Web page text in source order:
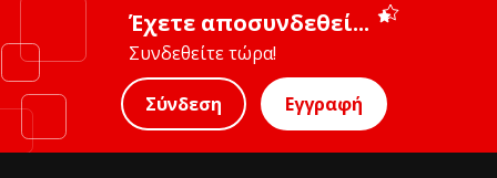
Έχετε αποσυνδεθεί...
Συνδεθείτε τώρα!
Σύνδεση Εγγραφή